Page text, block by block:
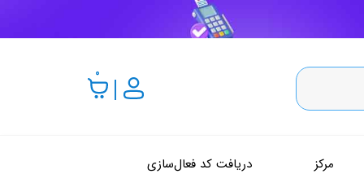
0
مرکز
دریافت کد فعال‌سازی